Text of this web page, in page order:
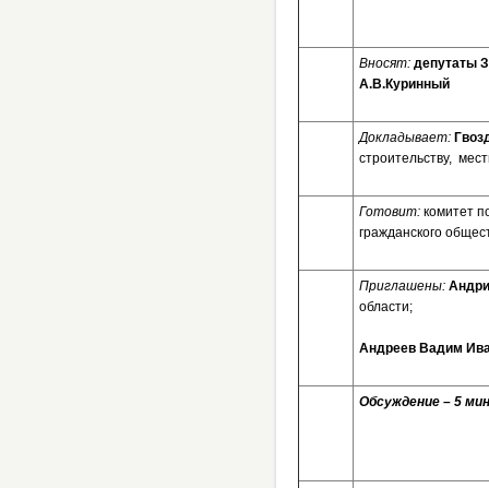
Вносят: депутаты
А.В.Куринный
Докладывает:
строительству,
Готовит: комитет
гражданского
Приглашены:
области;
Андреев Вадим
Обсуждение – 5